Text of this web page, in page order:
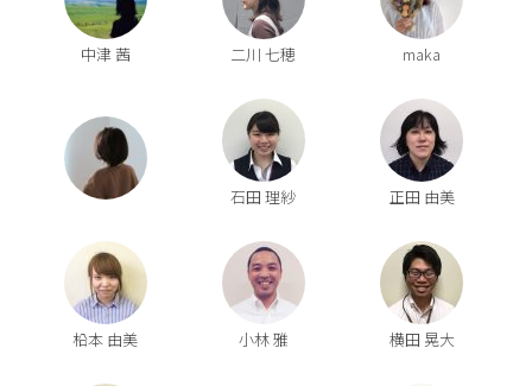
中津 茜 二川 七穂 maka
石田 理紗 正田 由美
柗本 由美 小林 雅 横田 晃大